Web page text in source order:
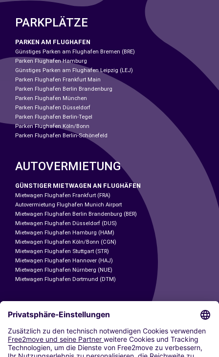
PARKPLÄTZE
PARKEN AM FLUGHAFEN
Günstiges Parken am Flughafen Bremen (BRE)
Parken Flughafen Hamburg
Günstiges Parken am Flughafen Leipzig (LEJ)
Parken Flughafen Frankfurt Main
Parken Flughafen Berlin Brandenburg
Parken Flughafen München
Parken Flughafen Düsseldorf
Parken Flughafen Berlin-Tegel
Parken Flughafen Köln/Bonn
Parken Flughafen Berlin-Schönefeld
AUTOVERMIETUNG
GÜNSTIGER MIETWAGEN AN FLUGHÄFEN
Mietwagen Flughafen Frankfurt (FRA)
Autovermietung Flughafen Munich Airport
Mietwagen Flughafen Berlin Brandenburg (BER)
Mietwagen Flughafen Düsseldorf (DUS)
Mietwagen Flughafen Hamburg (HAM)
Mietwagen Flughafen Köln/Bonn (CGN)
Mietwagen Flughafen Stuttgart (STR)
Mietwagen Flughafen Hannover (HAJ)
Mietwagen Flughafen Nürnberg (NUE)
Mietwagen Flughafen Dortmund (DTM)
CARSHARING
UNSERE STÄDTE
Paris
Madrid